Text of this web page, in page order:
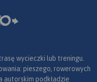
wycieczki lub treningu.
pieszego, rowerowych
autorskim podkładzie